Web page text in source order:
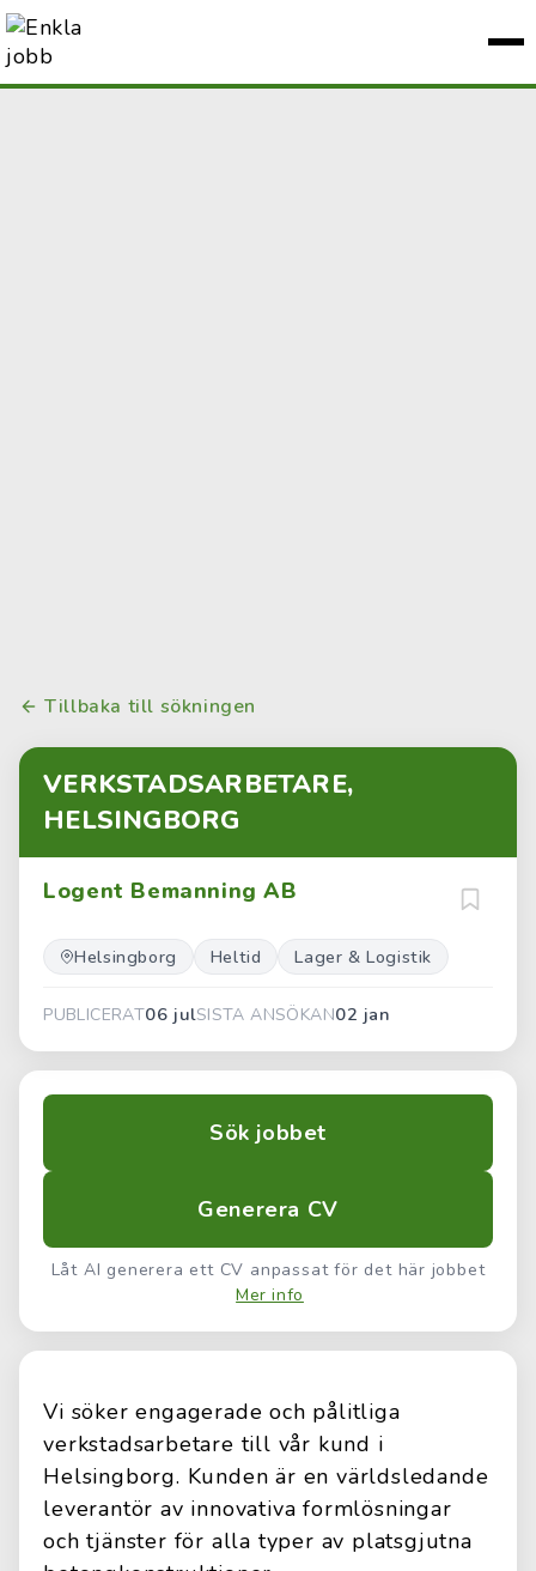
Tillbaka till sökningen
VERKSTADSARBETARE,
HELSINGBORG
Logent Bemanning AB
Helsingborg Heltid Lager & Logistik
PUBLICERAT06 julSISTA ANSÖKAN02 jan
Sök jobbet
Generera CV
Låt AI generera ett CV anpassat för det här jobbet
Mer info
Vi söker engagerade och pålitliga
verkstadsarbetare till vår kund i
Helsingborg. Kunden är en världsledande
leverantör av innovativa formlösningar
och tjänster för alla typer av platsgjutna